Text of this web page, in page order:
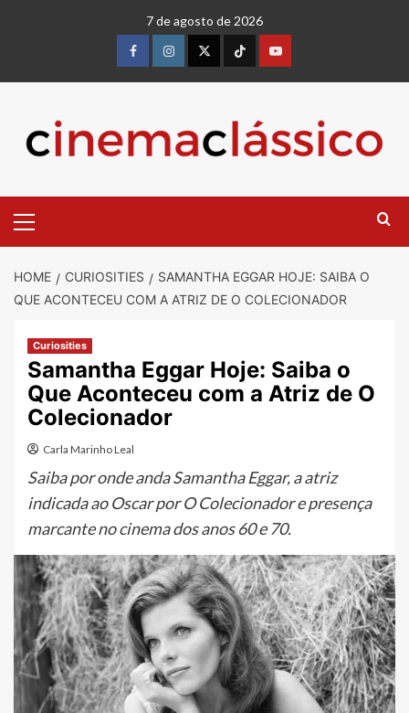
7 de agosto de 2026
HOME CURIOSITIES
SAMANTHA EGGAR HOJE: SAIBA O
QUE ACONTECEU COM A ATRIZ DE O COLECIONADOR
Curiosities
Samantha Eggar Hoje: Saiba o
Que Aconteceu com a Atriz de O
Colecionador
Carla Marinho Leal
Saiba por onde anda Samantha Eggar, a atriz
indicada ao Oscar por O Colecionador e presença
marcante no cinema dos anos 60 e 70.